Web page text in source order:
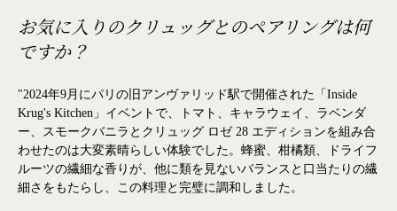
お気に入りのクリュッグとのペアリングは何
ですか？
"2024年9月にパリの旧アンヴァリッド駅で開催された「Inside
Krug's Kitchen」イベントで、トマト、キャラウェイ、ラベンダ
ー、スモークバニラとクリュッグ ロゼ 28 エディションを組み合
わせたのは大変素晴らしい体験でした。蜂蜜、柑橘類、ドライフ
ルーツの繊細な香りが、他に類を見ないバランスと口当たりの繊
細さをもたらし、この料理と完璧に調和しました。